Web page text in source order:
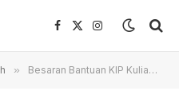
Facebook
X
Instagram
» Besaran Bantuan KIP Kuliah 2024, Berikut Total Keseluruhan yang di Dapatkan Mahasiswa